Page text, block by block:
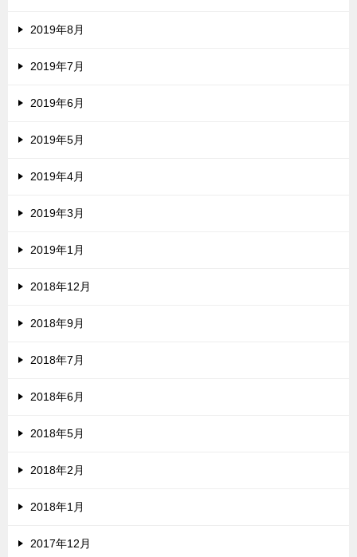
2019年8月
2019年7月
2019年6月
2019年5月
2019年4月
2019年3月
2019年1月
2018年12月
2018年9月
2018年7月
2018年6月
2018年5月
2018年2月
2018年1月
2017年12月